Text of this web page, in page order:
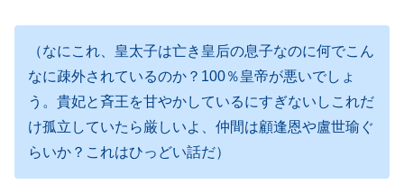
（なにこれ、皇太子は亡き皇后の息子なのに何でこん
なに疎外されているのか？100％皇帝が悪いでしょ
う。貴妃と斉王を甘やかしているにすぎないしこれだ
け孤立していたら厳しいよ、仲間は顧逢恩や盧世瑜ぐ
らいか？これはひっどい話だ）